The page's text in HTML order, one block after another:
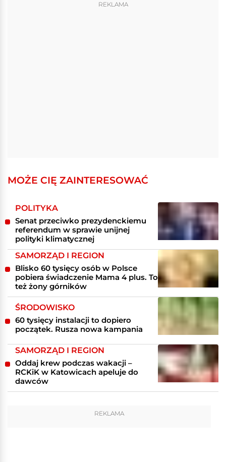
REKLAMA
MOŻE CIĘ ZAINTERESOWAĆ
POLITYKA
Senat przeciwko prezydenckiemu
referendum w sprawie unijnej
polityki klimatycznej
SAMORZĄD I REGION
Blisko 60 tysięcy osób w Polsce
pobiera świadczenie Mama 4 plus. To
też żony górników
ŚRODOWISKO
60 tysięcy instalacji to dopiero
początek. Rusza nowa kampania
SAMORZĄD I REGION
Oddaj krew podczas wakacji –
RCKiK w Katowicach apeluje do
dawców
REKLAMA